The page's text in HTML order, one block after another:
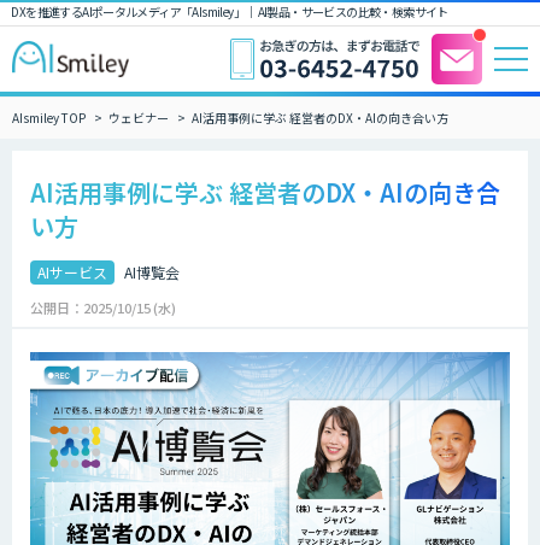
DXを推進するAIポータルメディア「AIsmiley」｜ AI製品・サービスの比較・検索サイト
AIsmiley TOP ウェビナー AI活用事例に学ぶ 経営者のDX・AIの向き合い方
AI活用事例に学ぶ 経営者のDX・AIの向き合
い方
AIサービス AI博覧会
公開日：2025/10/15 (水)